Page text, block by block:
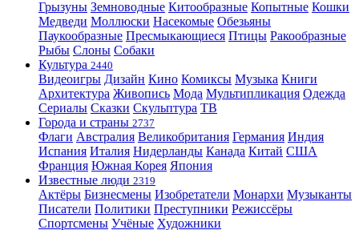
Грызуны Земноводные Китообразные Копытные Кошки
Медведи Моллюски Насекомые Обезьяны
Паукообразные Пресмыкающиеся Птицы Ракообразные
Рыбы Слоны Собаки
Культура 2440
Видеоигры Дизайн Кино Комиксы Музыка Книги
Архитектура Живопись Мода Мультипликация Одежда
Сериалы Сказки Скульптура ТВ
Города и страны 2737
Флаги Австралия Великобритания Германия Индия
Испания Италия Нидерланды Канада Китай США
Франция Южная Корея Япония
Известные люди 2319
Актёры Бизнесмены Изобретатели Монархи Музыканты
Писатели Политики Преступники Режиссёры
Спортсмены Учёные Художники